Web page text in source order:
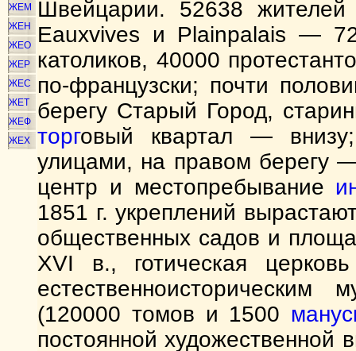
ЖЕМ
ЖЕН
ЖЕО
ЖЕР
ЖЕС
ЖЕТ
ЖЕФ
ЖЕХ
Швейцарии. 52638
Eauxvives и Plainpalais —
католиков, 40000
по-французски; почти
берегу Старый Город,
торговый квартал —
улицами, на правом берегу
центр и местопребывание
1851 г. укреплений
общественных садов и
XVI в., готическая
(120000 томов и 1500
постоянной